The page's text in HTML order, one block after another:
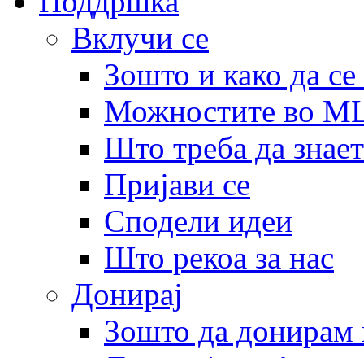
Вклучи се
Зошто и како да
Можностите во
Што треба да
Пријави се
Сподели идеи
Што рекоа за нас
Донирај
Зошто да